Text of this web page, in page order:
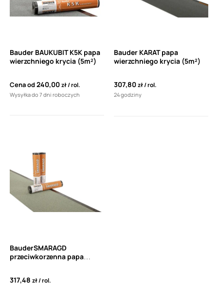
Bauder BAUKUBIT K5K papa
wierzchniego krycia (5m²)
Cena od240,00zł rol.
Wysyłka do 7 dni roboczych
Bauder KARAT papa
wierzchniego krycia (5m²)
307,80zł rol.
24 godziny
BauderSMARAGD
przeciwkorzenna papa
317,48 zł rol.